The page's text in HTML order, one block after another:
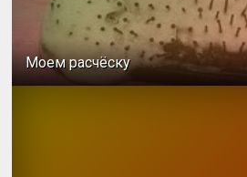
Моем расчёску